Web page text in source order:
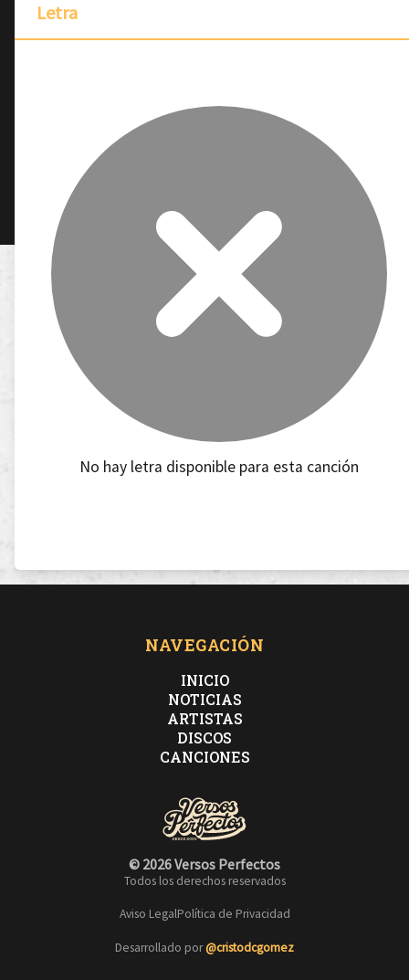
Letra
No hay letra disponible para esta canción
NAVEGACIÓN
INICIO
NOTICIAS
ARTISTAS
DISCOS
CANCIONES
© 2026 Versos Perfectos
Todos los derechos reservados
Aviso LegalPolítica de Privacidad
Desarrollado por@cristodcgomez